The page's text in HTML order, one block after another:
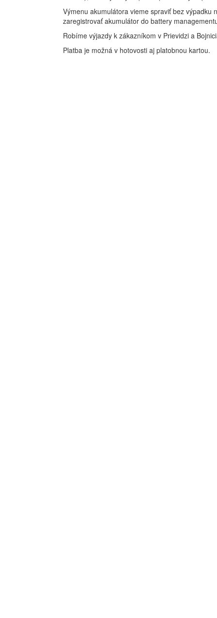
Výmenu akumulátora vieme spraviť bez
zaregistrovať akumulátor do battery
Robíme výjazdy k zákazníkom v Prievidzi a
Platba je možná v hotovosti aj platobnou kartou.